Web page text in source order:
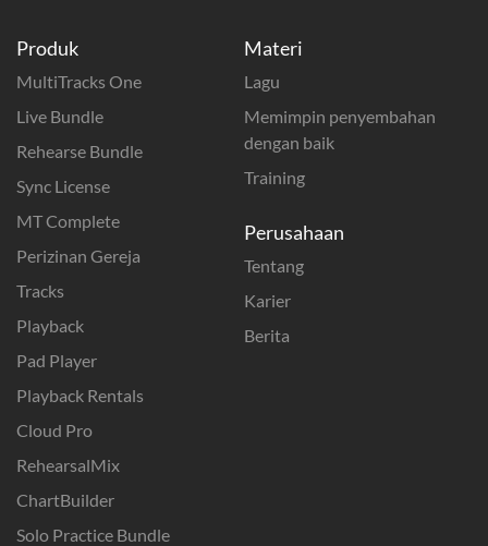
Produk
MultiTracks One
Live Bundle
Rehearse Bundle
Sync License
MT Complete
Perizinan Gereja
Tracks
Playback
Pad Player
Playback Rentals
Cloud Pro
RehearsalMix
ChartBuilder
Solo Practice Bundle
Materi
Lagu
Memimpin penyembahan
dengan baik
Training
Perusahaan
Tentang
Karier
Berita